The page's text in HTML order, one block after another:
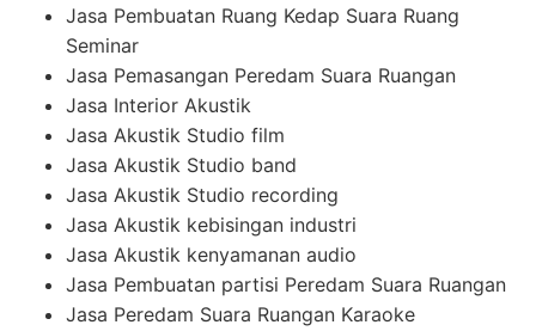
Jasa Pembuatan Ruang Kedap Suara Ruang
Seminar
Jasa Pemasangan Peredam Suara Ruangan
Jasa Interior Akustik
Jasa Akustik Studio film
Jasa Akustik Studio band
Jasa Akustik Studio recording
Jasa Akustik kebisingan industri
Jasa Akustik kenyamanan audio
Jasa Pembuatan partisi Peredam Suara Ruangan
Jasa Peredam Suara Ruangan Karaoke